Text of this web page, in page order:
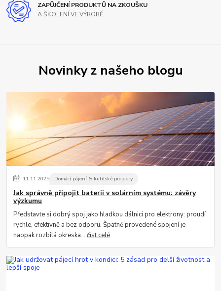
ZAPŮJČENÍ PRODUKTŮ NA ZKOUŠKU
A ŠKOLENÍ VE VÝROBĚ
Novinky z našeho blogu
11.11.2025 Domácí pájení & kutilské projekty
Jak správně připojit baterii v solárním systému: závěry
výzkumu
Představte si dobrý spoj jako hladkou dálnici pro elektrony: proudí
rychle, efektivně a bez odporu. Špatně provedené spojení je
naopak rozbitá okreska...číst celé